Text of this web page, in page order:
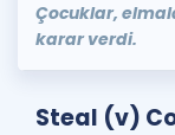
Çocuklar,
karar verdi.
Steal (v)